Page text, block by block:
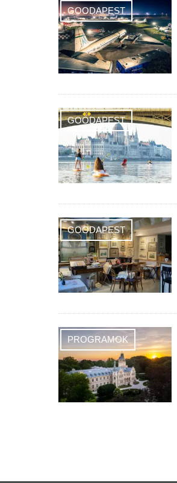
GOODAPEST
GOODAPEST
GOODAPEST
PROGRAMOK